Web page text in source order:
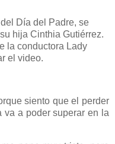
Día del Padre, se
hija Cinthia Gutiérrez.
la conductora Lady
el video.
siento que el perder
va a poder superar en la